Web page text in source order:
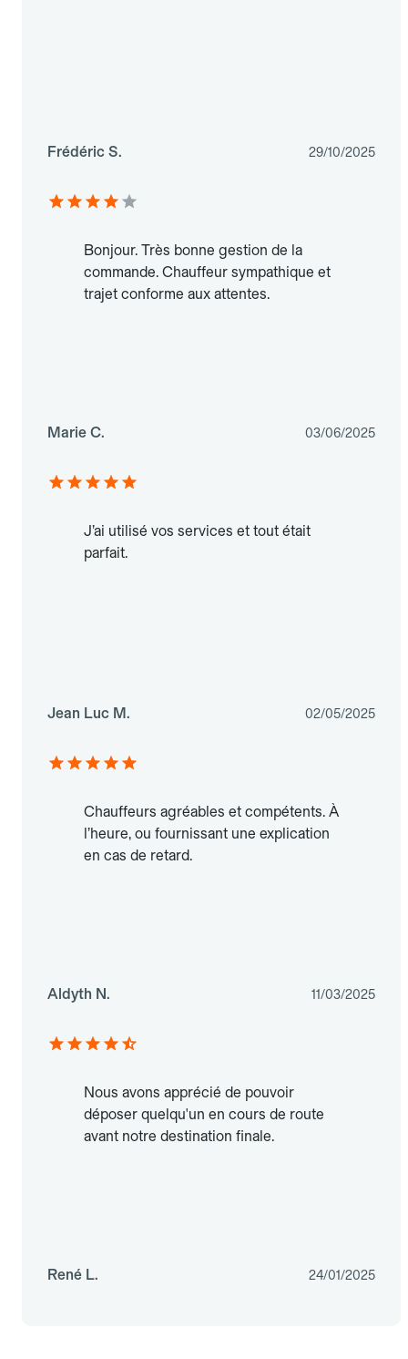
Frédéric S. 29/10/2025
Bonjour. Très bonne gestion de la
commande. Chauffeur sympathique et
trajet conforme aux attentes.
Marie C. 03/06/2025
J’ai utilisé vos services et tout était
parfait.
Jean Luc M. 02/05/2025
Chauffeurs agréables et compétents. À
l’heure, ou fournissant une explication
en cas de retard.
Aldyth N. 11/03/2025
Nous avons apprécié de pouvoir
déposer quelqu'un en cours de route
avant notre destination finale.
René L. 24/01/2025